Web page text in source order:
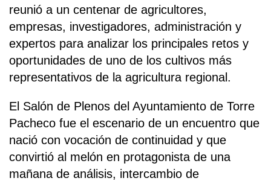
reunió a un centenar de agricultores,
empresas, investigadores, administración y
expertos para analizar los principales retos y
oportunidades de uno de los cultivos más
representativos de la agricultura regional.
El Salón de Plenos del Ayuntamiento de Torre
Pacheco fue el escenario de un encuentro que
nació con vocación de continuidad y que
convirtió al melón en protagonista de una
mañana de análisis, intercambio de